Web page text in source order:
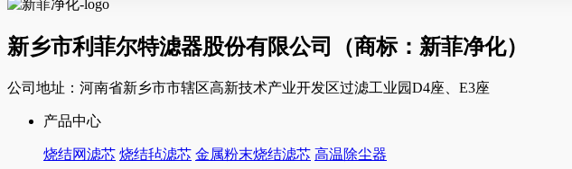
新乡市利菲尔特滤器股份有限公司（商标：新菲净化）
公司地址：河南省新乡市市辖区高新技术产业开发区过滤工业园D4座、E3座
产品中心
烧结网滤芯 烧结毡滤芯 金属粉末烧结滤芯 高温除尘器